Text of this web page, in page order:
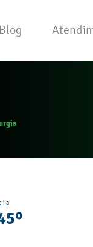
Blog